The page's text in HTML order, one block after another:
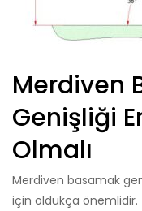
Merdiven
Genişliği
Olmalı
Merdiven basamak
için oldukça önemlidir.